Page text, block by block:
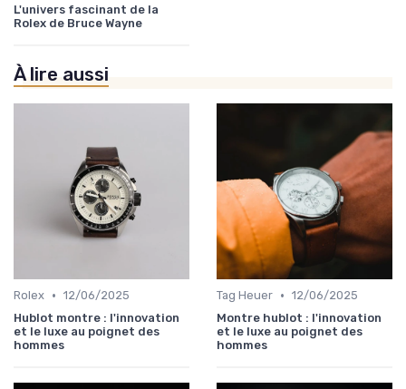
L'univers fascinant de la
Rolex de Bruce Wayne
À lire aussi
Rolex • 12/06/2025
Hublot montre : l'innovation
et le luxe au poignet des
hommes
Tag Heuer • 12/06/2025
Montre hublot : l'innovation
et le luxe au poignet des
hommes